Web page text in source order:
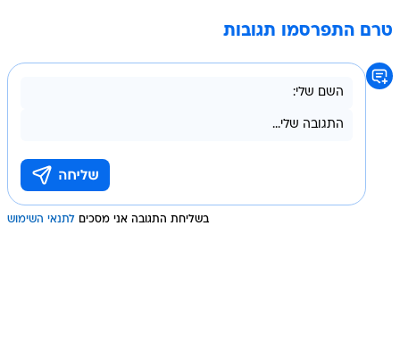
טרם התפרסמו תגובות
בשליחת התגובה אני מסכים לתנאי השימוש